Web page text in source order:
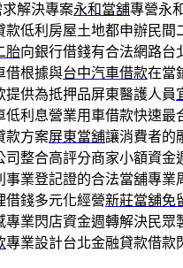
解決專案永和當舖專營永
款低利房屋土地都申辦民間
胎向銀行借錢有合法網路台
借根據與台中汽車借款在當
供為抵押品屏東醫護人員
低利息營業用車借款快速最
款方案屏東當舖讓消費者的
整合高評分商家小額資金
事業登記證的合法當舖專業
借錢多元化經營新莊當舖免
專業閃店資金週轉解決民眾
專業設計台北金融貸款借款